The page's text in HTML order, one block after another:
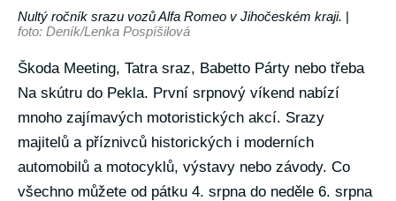
Nultý ročník srazu vozů Alfa Romeo v Jihočeském kraji. |
foto: Deník/Lenka Pospíšilová
Škoda Meeting, Tatra sraz, Babetto Párty nebo třeba
Na skútru do Pekla. První srpnový víkend nabízí
mnoho zajímavých motoristických akcí. Srazy
majitelů a příznivců historických i moderních
automobilů a motocyklů, výstavy nebo závody. Co
všechno můžete od pátku 4. srpna do neděle 6. srpna